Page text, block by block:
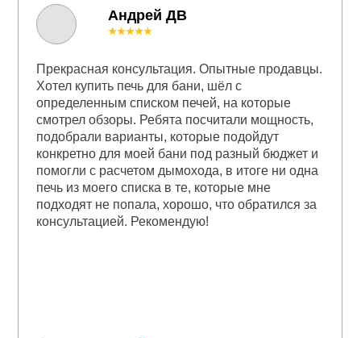
Андрей ДВ
★★★★★
Прекрасная консультация. Опытные продавцы.
Хотел купить печь для бани, шёл с
определенным списком печей, на которые
смотрел обзоры. Ребята посчитали мощность,
подобрали варианты, которые подойдут
конкретно для моей бани под разный бюджет и
помогли с расчетом дымохода, в итоге ни одна
печь из моего списка в те, которые мне
подходят не попала, хорошо, что обратился за
консультацией. Рекомендую!